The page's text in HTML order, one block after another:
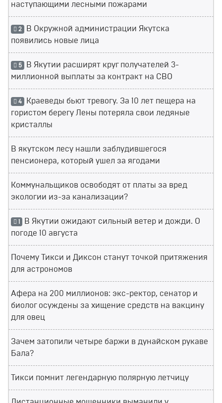
наступающими лесными пожарами
2 В Окружной администрации Якутска
появились новые лица
5 В Якутии расширят круг получателей 3-
миллионной выплаты за контракт на СВО
4 Краеведы бьют тревогу. За 10 лет пещера на
гористом берегу Лены потеряла свои ледяные
кристаллы
В якутском лесу нашли заблудившегося
пенсионера, который ушел за ягодами
Коммунальщиков освободят от платы за вред
экологии из-за канализации?
1 В Якутии ожидают сильный ветер и дожди. О
погоде 10 августа
Почему Тикси и Диксон станут точкой притяжения
для астрономов
Афера на 200 миллионов: экс-ректор, сенатор и
биолог осуждены за хищение средств на вакцину
для овец
Зачем затопили четыре баржи в дунайском рукаве
Бала?
Тикси помнит легендарную полярную летчицу